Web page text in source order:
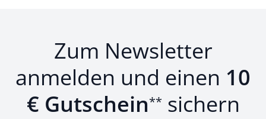
Zum Newsletter
anmelden und einen 10
€ Gutschein** sichern